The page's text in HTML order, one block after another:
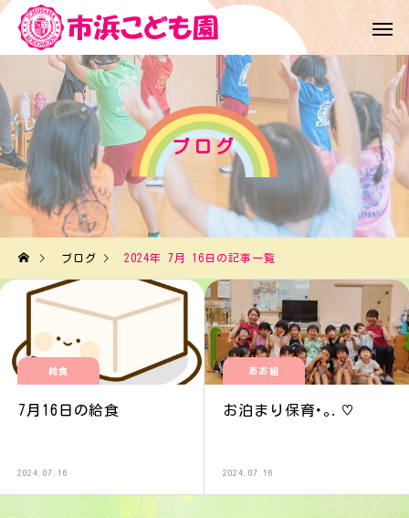
ブログ
ブログ 2024年 7月 16日の記事一覧
給食
7月16日の給食
2024.07.16
あお組
お泊まり保育･｡.♡
2024.07.16